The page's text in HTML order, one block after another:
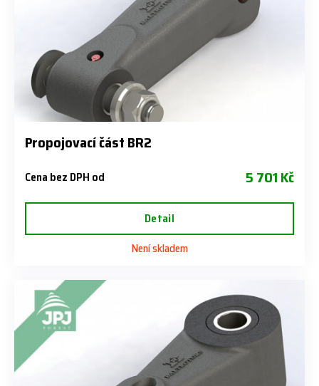
Propojovací část BR2
Cena bez DPH od 5 701 Kč
Detail
Není skladem